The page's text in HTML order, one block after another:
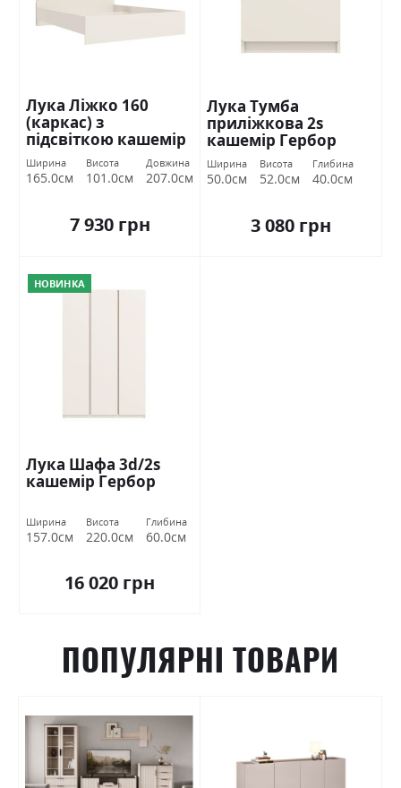
Лука Ліжко 160
(каркас) з
підсвіткою кашемір
Гербор
Ширина
165.0см
Висота
101.0см
Довжина
207.0см
7 930 грн
Лука Тумба
приліжкова 2s
кашемір Гербор
Ширина
50.0см
Висота
52.0см
Глибина
40.0см
3 080 грн
НОВИНКА
Лука Шафа 3d/2s
кашемір Гербор
Ширина
157.0см
Висота
220.0см
Глибина
60.0см
16 020 грн
ПОПУЛЯРНІ ТОВАРИ